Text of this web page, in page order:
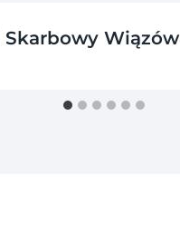
Skarbowy Wiązów